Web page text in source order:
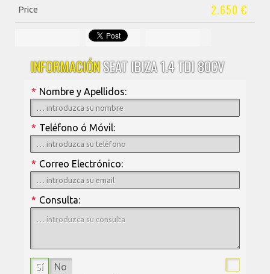
Price
2.650 €
INFORMACIÓNSEAT IBIZA 1.4 TDI 80CV
Nombre y Apellidos:
*
Teléfono ó Móvil:
*
Correo Electrónico:
*
Consulta:
*
Sí No